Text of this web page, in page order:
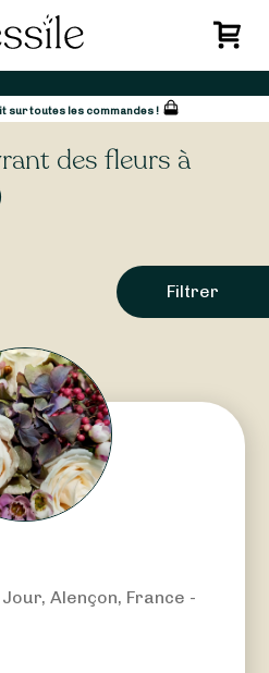
sur toutes les commandes !
des fleurs à
Filtrer
Alençon, France -